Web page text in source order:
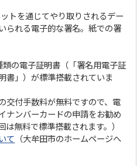
トを通じてやり取りされるデー
られる電子的な署名。紙での署
の電子証明書（「署名用電子証
書」）が標準搭載されていま
交付手数料が無料ですので、電
ナンバーカードの申請をお勧め
無料で標準搭載されます。）
て （大牟田市のホームページへ